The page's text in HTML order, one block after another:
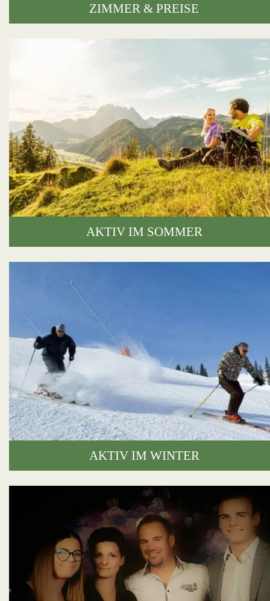
ZIMMER & PREISE
AKTIV IM SOMMER
AKTIV IM WINTER